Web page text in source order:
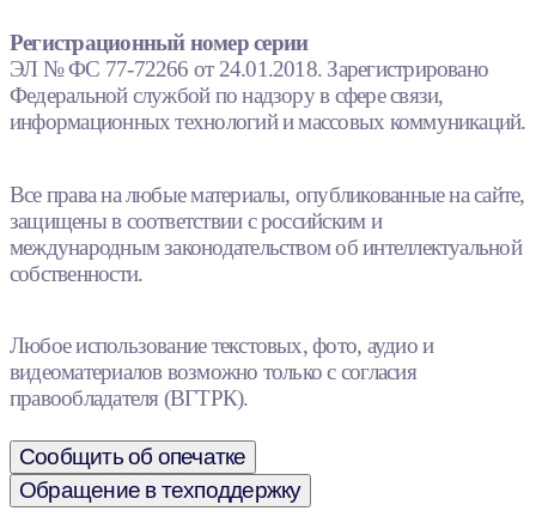
Регистрационный номер серии
ЭЛ № ФС 77-72266 от 24.01.2018. Зарегистрировано
Федеральной службой по надзору в сфере связи,
информационных технологий и массовых коммуникаций.
Все права на любые материалы, опубликованные на сайте,
защищены в соответствии с российским и
международным законодательством об интеллектуальной
собственности.
Любое использование текстовых, фото, аудио и
видеоматериалов возможно только с согласия
правообладателя (ВГТРК).
Сообщить об опечатке
Обращение в техподдержку